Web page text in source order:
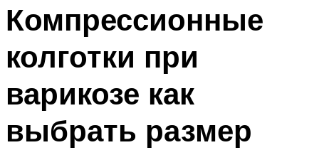
Компрессионные
колготки при
варикозе как
выбрать размер